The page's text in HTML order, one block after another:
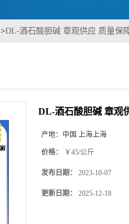
>DL-酒石酸胆碱 章观供应 质量保
DL-酒石酸胆碱 章观
产地： 中国 上海上海
价格： ￥45/公斤
发布日期： 2023-10-07
更新日期： 2025-12-18